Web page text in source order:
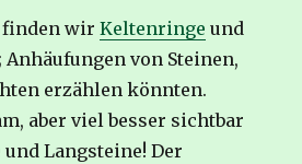
finden wirKeltenringe und
; Anhäufungen von Steinen,
erzählen könnten.
aber viel besser sichtbar
Langsteine! Der